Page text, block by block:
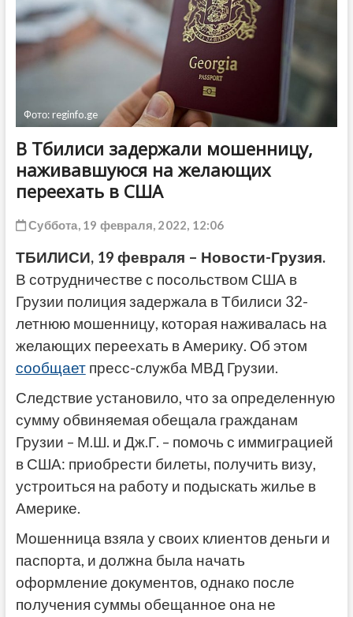
Фото: reginfo.ge
В Тбилиси задержали мошенницу,
наживавшуюся на желающих
переехать в США
Суббота, 19 февраля, 2022, 12:06
ТБИЛИСИ, 19 февраля – Новости-Грузия.
В сотрудничестве с посольством США в
Грузии полиция задержала в Тбилиси 32-
летнюю мошенницу, которая наживалась на
желающих переехать в Америку. Об этом
сообщаетпресс-служба МВД Грузии.
Следствие установило, что за определенную
сумму обвиняемая обещала гражданам
Грузии – М.Ш. и Дж.Г. – помочь с иммиграцией
в США: приобрести билеты, получить визу,
устроиться на работу и подыскать жилье в
Америке.
Мошенница взяла у своих клиентов деньги и
паспорта, и должна была начать
оформление документов, однако после
получения суммы обещанное она не